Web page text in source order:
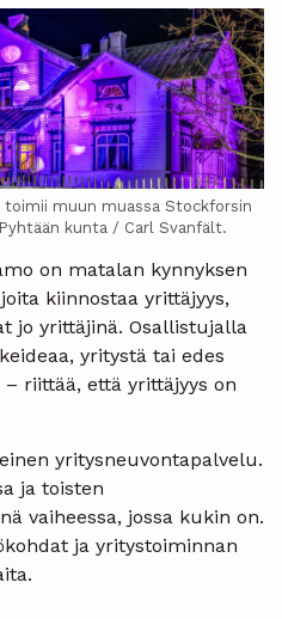
muun muassa Stockforsin
kunta / Carl Svanfält.
on matalan kynnyksen
kiinnostaa yrittäjyys,
jo yrittäjinä. Osallistujalla
yritystä tai edes
riittää, että yrittäjyys on
yritysneuvontapalvelu.
ja toisten
vaiheessa, jossa kukin on.
ja yritystoiminnan